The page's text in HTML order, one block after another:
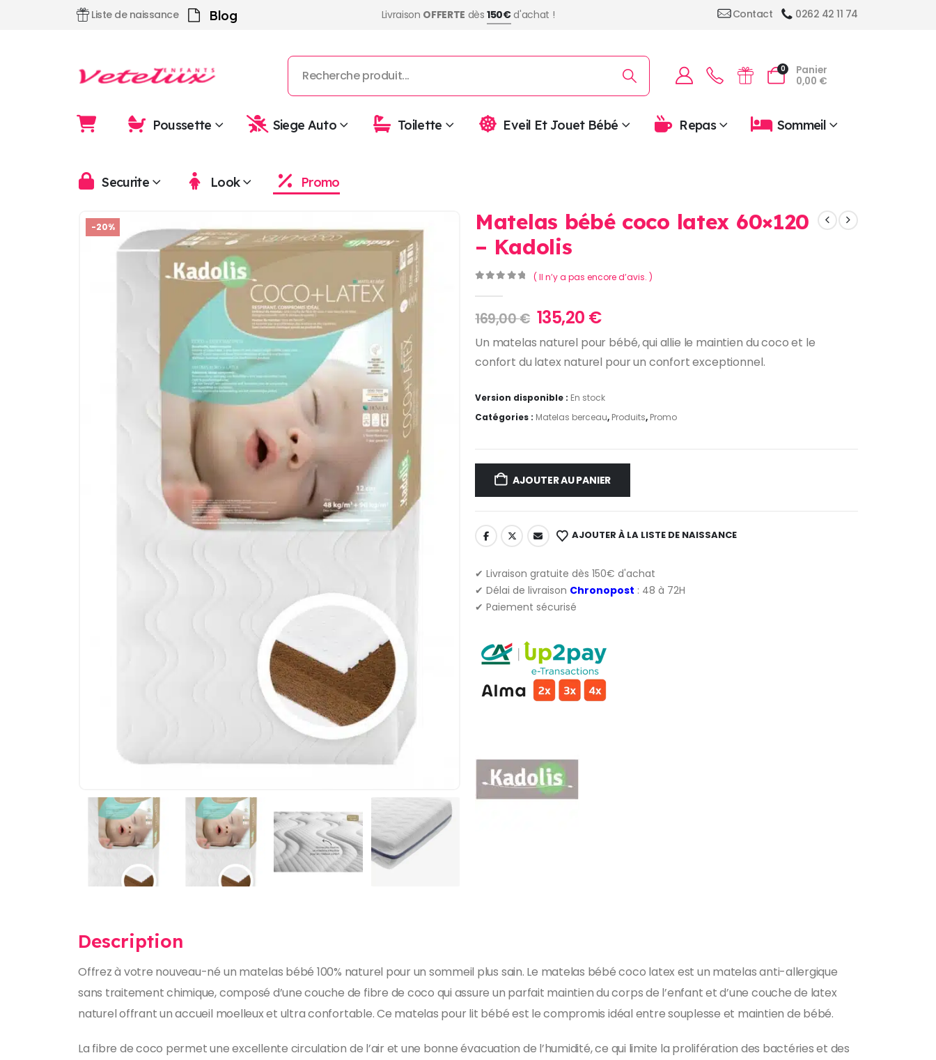
Liste de naissance Blog Livraison OFFERTE dès150€d'achat ! Contact 0262 42 11 74
0
Panier
0,00 €
Poussette Siege Auto Toilette Eveil Et Jouet Bébé Repas Sommeil
Securite Look Promo
-20%
Matelas bébé coco latex 60×120
– Kadolis
( Il n’y a pas encore d’avis. )
169,00€ Le
prix
initial
était :
135,20 €Le
prix
actuel
est :
Un matelas naturel pour bébé, qui allie le maintien du coco et le
confort du latex naturel pour un confort exceptionnel.
Version disponible : En stock
Catégories : Matelas berceau, Produits, Promo
AJOUTER AU PANIER
AJOUTER À LA LISTE DE NAISSANCE
✔ Livraison gratuite dès 150€ d'achat
✔ Délai de livraison Chronopost : 48 à 72H
✔ Paiement sécurisé
Description
Offrez à votre nouveau-né un matelas bébé 100% naturel pour un sommeil plus sain. Le matelas bébé coco latex est un matelas anti-allergique
sans traitement chimique, composé d’une couche de fibre de coco qui assure un parfait maintien du corps de l’enfant et d’une couche de latex
naturel offrant un accueil moelleux et ultra confortable. Ce matelas pour lit bébé est le compromis idéal entre souplesse et maintien de bébé.
La fibre de coco permet une excellente circulation de l’air et une bonne évacuation de l’humidité, ce qui limite la prolifération des bactéries et des